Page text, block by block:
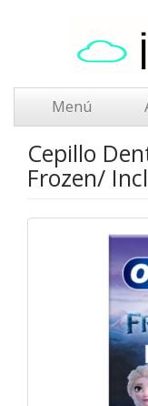
Menú
Cepillo
Frozen/